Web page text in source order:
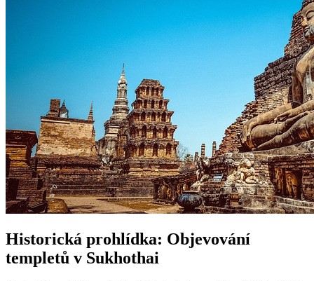
Historická prohlídka: Objevování
templetů v Sukhothai